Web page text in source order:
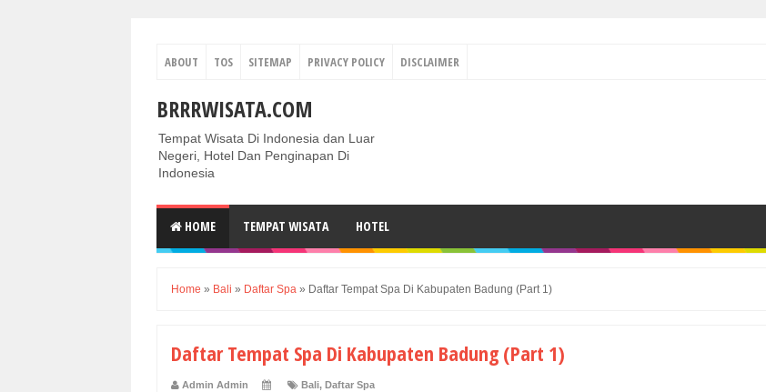
ABOUT TOS SITEMAP PRIVACY POLICY DISCLAIMER
BRRRWISATA.COM
Tempat Wisata Di Indonesia dan Luar
Negeri, Hotel Dan Penginapan Di
Indonesia
HOME TEMPAT WISATA HOTEL
Home » Bali » Daftar Spa » Daftar Tempat Spa Di Kabupaten Badung (Part 1)
Daftar Tempat Spa Di Kabupaten Badung (Part 1)
Admin Admin Bali, Daftar Spa